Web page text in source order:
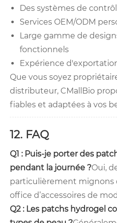
Des systèmes de
Services OEM/ODM
Large gamme de
fonctionnels
Expérience
Que vous soyez
distributeur, CMallBio
fiables et adaptées à vos
12. FAQ
Q1 : Puis-je porter des
pendant la journée ?Oui,
particulièrement mignons
office d’accessoires de
Q2 : Les patchs hydrogel